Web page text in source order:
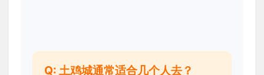
Q: 土鸡城通常适合几个人去？